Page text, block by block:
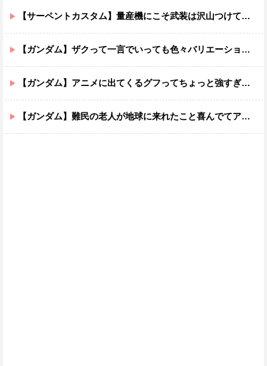
【サーペントカスタム】量産機にこそ武装は沢山つけてほしいよね
【ガンダム】ザクって一言でいっても色々バリエーションがあるよね
【ガンダム】アニメに出てくるグフってちょっと強すぎじゃない？
【ガンダム】難民の老人が地球に来れたこと喜んでてアレ？連邦もやってることヤバくない？ってなる